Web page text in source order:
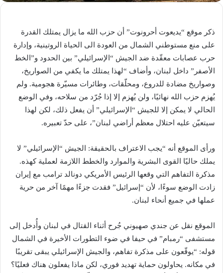
ذكر موقع “يديعوت أحرونوت” أن حزب الله ما يزال يمتلك القدرة
على منع مستوطني الشمال من العودة الى الحياة الروتينية، وإدارة
حرب عصابات معقّدة ضد الجيش “الإسرائيلي” بين الحدود و”الخط
الأصفر” داخل لبنان، وأضاف “لهذا يمتلك ما يكفي من الصواريخ،
وصواريخ مضادة للدروع، ومحلّقات، وطائرات مسيّرة هجومية. ولم
يُهزم حزب الله نهائيًا، ولن يُهزم إلا إذا جُرّد من سلاحه، وفي الوضع
الحالي لا يمكن إلا للجيش “الإسرائيلي” أن يفعل ذلك، لكن لهذا
سيتعيّن عليه احتلال معظم أراضي لبنان”، على حدّ تعبيره.
ورأى الموقع أنه “يجب الاعتراف بالحقيقة: الجيش “الإسرائيلي” لا
يملك حاليًا القوى البشرية والموارد والخطط اللازمة لعملية كهذه.
مذكرة التفاهم التي وقعها الرئيس الأمريكي دونالد ترامب مع إيران
زادت الوضع سوءًا، لأن “إسرائيل” فقدت جزءًا مهمًا آخر من حرية
عملها في جميع أنحاء لبنان.
الموقع نقل عن جندي صهيوني جُرح أثناء القتال في لبنان وأُدخل إلى
مستشفى “رمبام” في حيفا في ضوء التطورات الأخيرة في الشمال
قوله: “يوقّعون على مذكرة تفاهم، والجيش الإسرائيلي يبقى تقريبًا
في مكانه. يحاولون حماية تهديد فوري، لكن ماذا يفعلون هناك فعليًا؟